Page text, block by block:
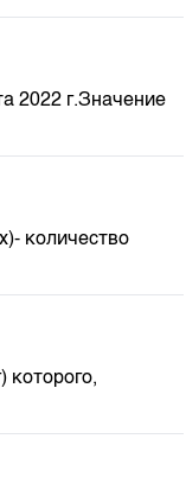
2022 г.Значение
количество
которого,